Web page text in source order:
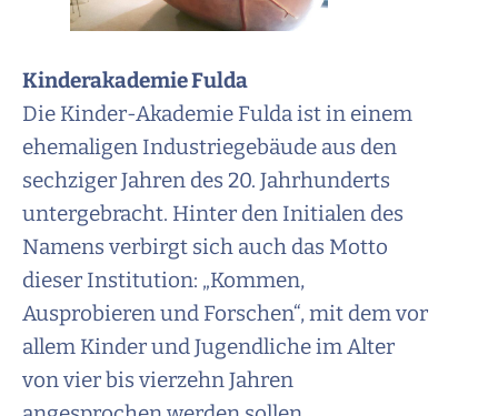
Kinderakademie Fulda
Die Kinder-Akademie Fulda ist in einem
ehemaligen Industriegebäude aus den
sechziger Jahren des 20. Jahrhunderts
untergebracht. Hinter den Initialen des
Namens verbirgt sich auch das Motto
dieser Institution: „Kommen,
Ausprobieren und Forschen“, mit dem vor
allem Kinder und Jugendliche im Alter
von vier bis vierzehn Jahren